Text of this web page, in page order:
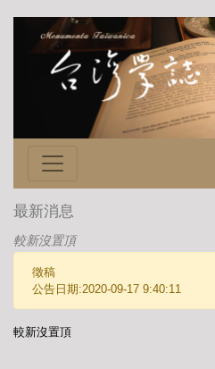
最新消息
較新沒置頂
徵稿
公告日期:2020-09-17 9:40:11
較新沒置頂